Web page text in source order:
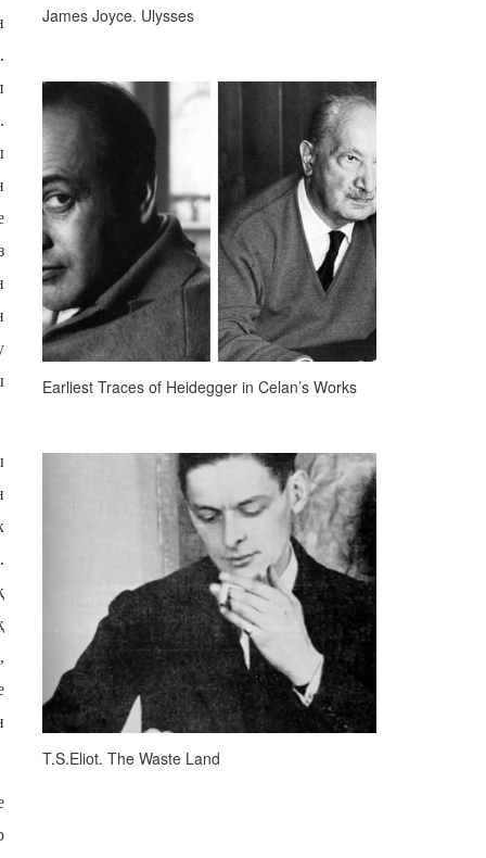
James Joyce. Ulysses
Earliest Traces of Heidegger in Celan’s Works
T.S.Eliot. The Waste Land